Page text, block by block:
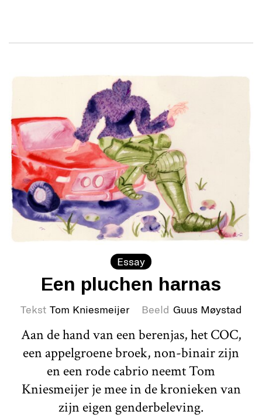
Essay
Een pluchen harnas
Tekst Tom Kniesmeijer Beeld Guus Møystad
Aan de hand van een berenjas, het COC,
een appelgroene broek, non-binair zijn
en een rode cabrio neemt Tom
Kniesmeijer je mee in de kronieken van
zijn eigen genderbeleving.